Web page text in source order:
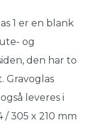
1 er en blank
og
den har to
Gravoglas
leveres i
/ 305 x 210 mm